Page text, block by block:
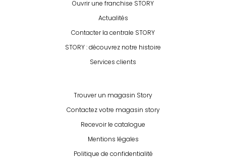
Ouvrir une franchise STORY
Actualités
Contacter la centrale STORY
STORY : découvrez notre histoire
Services clients
Trouver un magasin Story
Contactez votre magasin story
Recevoir le catalogue
Mentions légales
Politique de confidentialité